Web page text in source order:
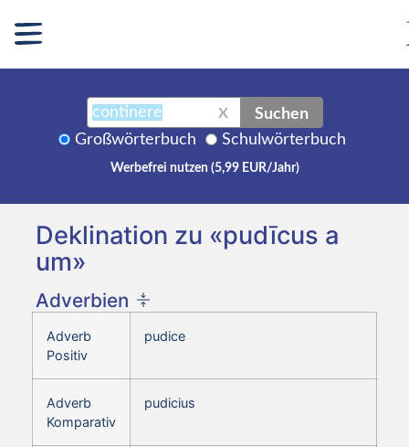
X Suchen
Großwörterbuch Schulwörterbuch
Werbefrei nutzen (5,99 EUR/Jahr)
Deklination zu «pudīcus a
um»
Adverbien
Adverb
Positiv
pudice
Adverb
Komparativ
pudicius